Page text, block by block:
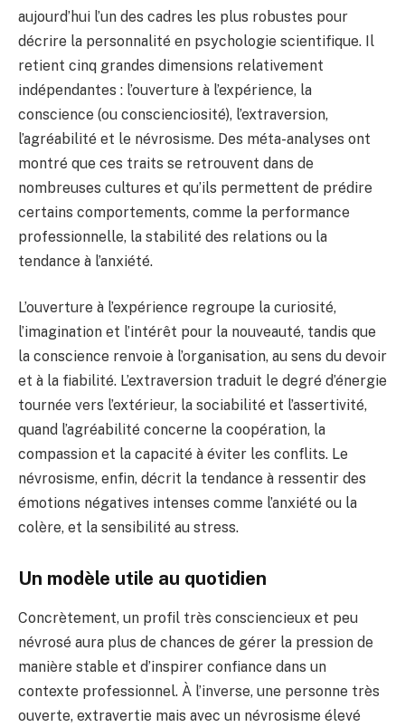
aujourd’hui l’un des cadres les plus robustes pour
décrire la personnalité en psychologie scientifique. Il
retient cinq grandes dimensions relativement
indépendantes : l’ouverture à l’expérience, la
conscience (ou conscienciosité), l’extraversion,
l’agréabilité et le névrosisme. Des méta-analyses ont
montré que ces traits se retrouvent dans de
nombreuses cultures et qu’ils permettent de prédire
certains comportements, comme la performance
professionnelle, la stabilité des relations ou la
tendance à l’anxiété.
L’ouverture à l’expérience regroupe la curiosité,
l’imagination et l’intérêt pour la nouveauté, tandis que
la conscience renvoie à l’organisation, au sens du devoir
et à la fiabilité. L’extraversion traduit le degré d’énergie
tournée vers l’extérieur, la sociabilité et l’assertivité,
quand l’agréabilité concerne la coopération, la
compassion et la capacité à éviter les conflits. Le
névrosisme, enfin, décrit la tendance à ressentir des
émotions négatives intenses comme l’anxiété ou la
colère, et la sensibilité au stress.
Un modèle utile au quotidien
Concrètement, un profil très consciencieux et peu
névrosé aura plus de chances de gérer la pression de
manière stable et d’inspirer confiance dans un
contexte professionnel. À l’inverse, une personne très
ouverte, extravertie mais avec un névrosisme élevé